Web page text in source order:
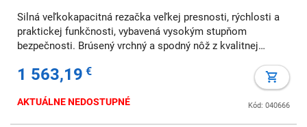
Silná veľkokapacitná rezačka veľkej presnosti, rýchlosti a
praktickej funkčnosti, vybavená vysokým stupňom
bezpečnosti. Brúsený vrchný a spodný nôž z kvalitnej
ochranný kryt, zverák papiera, bočný a zadný
1 563,19 €
Kód: 040666
AKTUÁLNE NEDOSTUPNÉ